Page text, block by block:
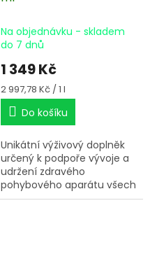
Na objednávku - skladem
do 7 dnů
1 349 Kč
Měrná
cena:
2 997,78 Kč / 1 l
Do košíku
Unikátní výživový doplněk
určený k podpoře vývoje a
udržení zdravého
pohybového aparátu všech
kategorií sportovních a